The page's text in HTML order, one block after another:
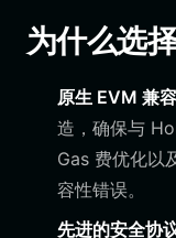
为什么选
原生 EVM 兼
造，确保与
Gas 费优化以
容性错误。
先进的安全协